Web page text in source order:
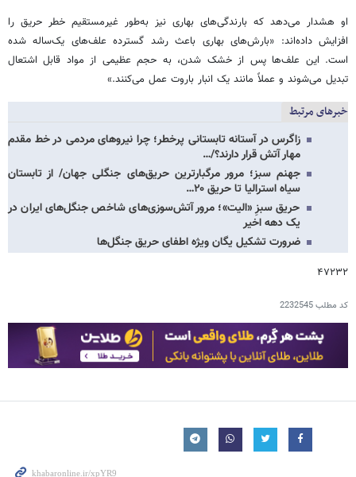
او هشدار می‌دهد که بارندگی‌های بهاری نیز به‌طور غیرمستقیم خطر حریق را
افزایش داده‌اند: «بارش‌های بهاری باعث رشد گسترده علف‌های یک‌ساله شده
است. این علف‌ها پس از خشک شدن، به حجم عظیمی از مواد قابل اشتعال
تبدیل می‌شوند و عملاً مانند یک انبار باروت عمل می‌کنند.»
خبرهای مرتبط
زاگرس در آستانه تابستانی پرخطر؛ چرا نیروهای مردمی در خط مقدم
مهار آتش قرار دارند؟/…
جهنم سبز؛ مرور مرگبارترین حریق‌های جنگلی جهان/ از تابستان
سیاه استرالیا تا حریق ۲۰…
حریق سبزِ «الیت»؛ مرور آتش‌سوزی‌های شاخص جنگل‌های ایران در
یک دهه اخیر
ضرورت تشکیل یگان ویژه اطفای حریق جنگل‌ها
۴۷۲۳۲
کد مطلب2232545